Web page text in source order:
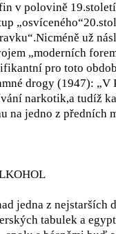
v polovině
už
„moderních
pro toto
drogy (1947): „V
narkotik,a tudíž
na jedno z předních
jedna z nejstarších
tabulek a